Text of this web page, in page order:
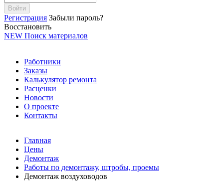
Войти
Регистрация Забыли пароль?
Восстановить
NEW Поиск материалов
Работники
Заказы
Калькулятор ремонта
Расценки
Новости
О проекте
Контакты
Главная
Цены
Демонтаж
Работы по демонтажу, штробы, проемы
Демонтаж воздуховодов